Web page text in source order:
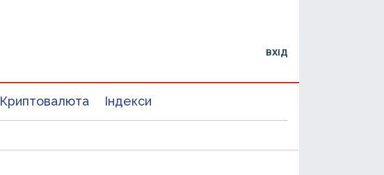
ВХІД
Криптовалюта Індекси